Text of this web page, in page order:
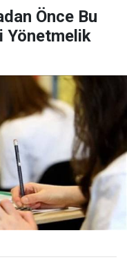
Önce Bu
Yönetmelik